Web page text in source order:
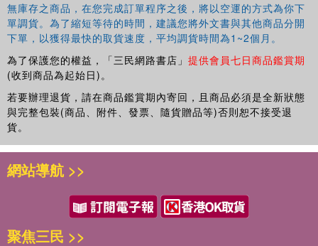
through the creation of objects as an aesthetic enterprise.
The final section looks at narratives in theatre and how the
impact of such a medium has the potential to recreate in
both senses of the word: play and invention.
By shifting the conversation from identity politics to the
relationship between politics and aesthetics, this book
provides an important contribution to Arab American
studies. It will also appeal to students and scholars of
無庫存之商品，在您完成訂單程序之後，將以空運的方式為你下
單調貨。為了縮短等待的時間，建議您將外文書與其他商品分開
下單，以獲得最快的取貨速度，平均調貨時間為1~2個月。
為了保護您的權益，「三民網路書店」 提供會員七日商品鑑賞期
(收到商品為起始日)。
若要辦理退貨，請在商品鑑賞期內寄回，且商品必須是全新狀態
與完整包裝(商品、附件、發票、隨貨贈品等)否則恕不接受退
貨。
網站導航 >>
聚焦三民 >>